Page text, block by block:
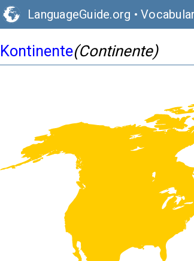
LanguageGuide.org •
Kontinente(Continente)